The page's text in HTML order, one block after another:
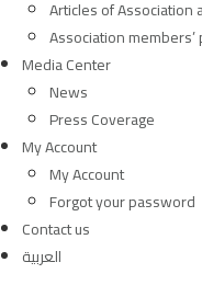
Articles of Association
Association
Media Center
News
Press Coverage
My Account
My Account
Forgot your password
Contact us
العربية